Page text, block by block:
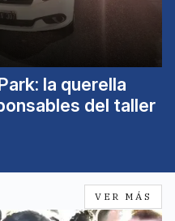
la querella
del taller
VER MÁS